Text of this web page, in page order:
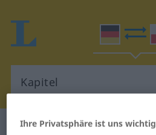
Deutsch-Polnisch Wörterbuch
Ihre Privatsphäre ist uns wichtig